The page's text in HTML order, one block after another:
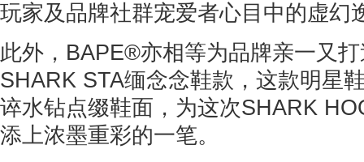
玩家及品牌社群宠爱者心目中的虚幻
此外，BAPE®亦相等为品牌亲一又
SHARK STA缅念念鞋款，这款明星
谇水钻点缀鞋面，为这次SHARK
添上浓墨重彩的一笔。